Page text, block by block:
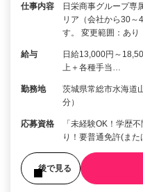
仕事内容
日栄商事グループ専
リア（会社から30～
す。 変更範囲：あり
給与
日給13,000円～
上＋各種手当…
勤務地
茨城県常総市水海道
分）
応募資格
「未経験OK！学歴
り！要普通免許(また
後で見る